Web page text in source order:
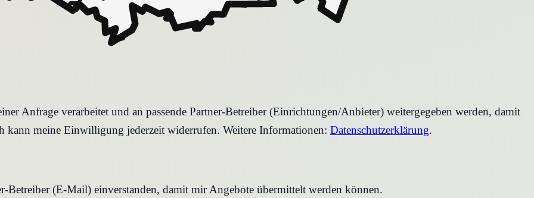
Anfrage verarbeitet und an passende Partner-Betreiber (Einrichtungen/Anbieter) weitergegeben werden, damit
kann meine Einwilligung jederzeit widerrufen. Weitere Informationen: Datenschutzerklärung.
Betreiber (E-Mail) einverstanden, damit mir Angebote übermittelt werden können.